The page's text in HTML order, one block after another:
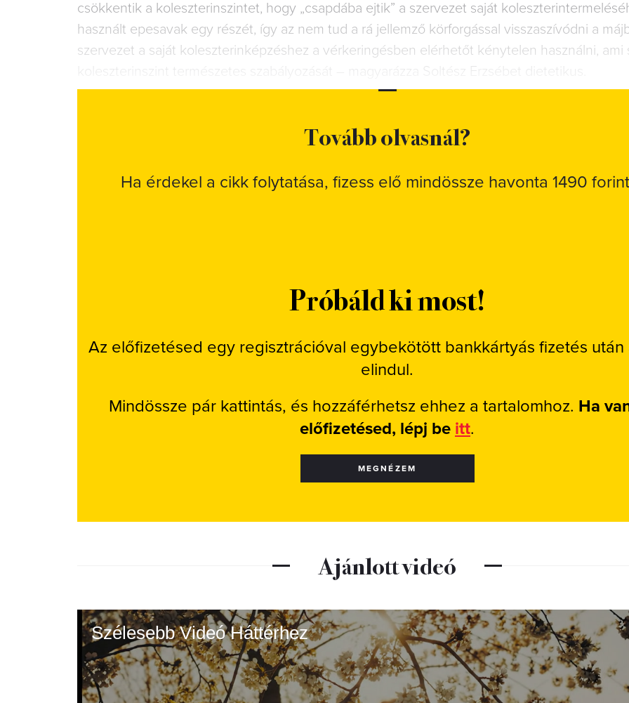
csökkentik a koleszterinszintet, hogy „csapdába ejtik” a szervezet saját
használt epesavak egy részét, így az nem tud a rá jellemző körforgással visszaszívódni a
szervezet a saját koleszterinképzéshez a vérkeringésben elérhetőt kénytelen használni, ami
koleszterinszint természetes szabályozását – magyarázza Soltész Erzsébet dietetikus.
Tovább olvasnál?
Ha érdekel a cikk folytatása, fizess elő mindössze havonta 1490
Próbáld ki most!
Az előfizetésed egy regisztrációval egybekötött bankkártyás fizetés után
elindul.
Mindössze pár kattintás, és hozzáférhetsz ehhez a tartalomhoz. Ha
előfizetésed, lépj be itt.
MEGNÉZEM
Ajánlott videó
Szélesebb Videó Háttérhez